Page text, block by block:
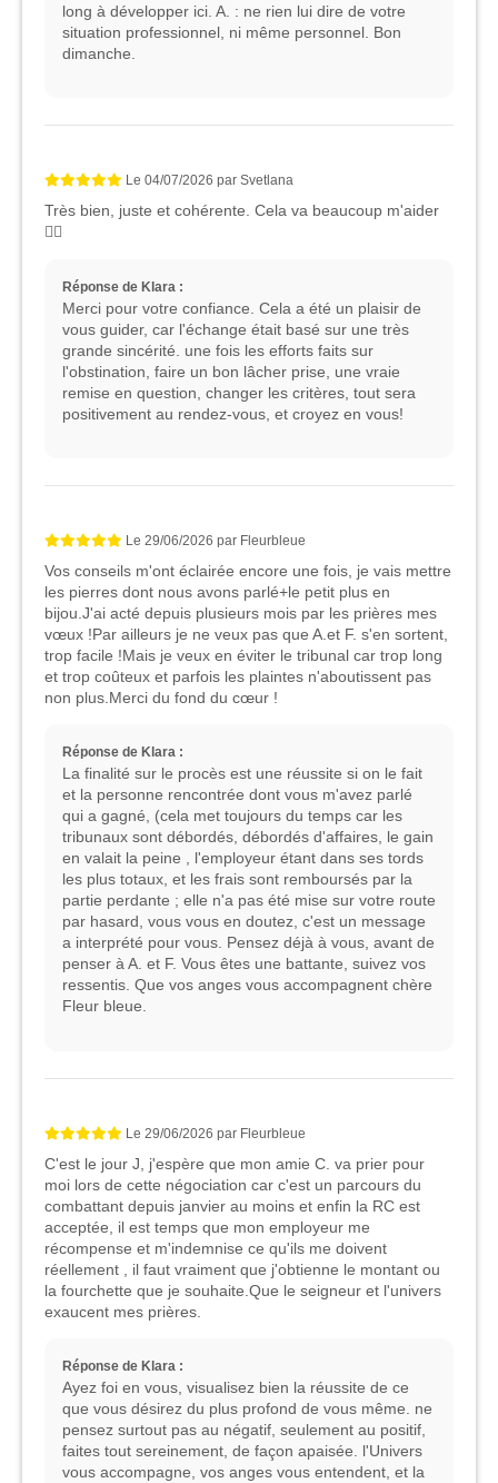
long à développer ici. A. : ne rien lui dire de votre
situation professionnel, ni même personnel. Bon
dimanche.
Le 04/07/2026 par Svetlana
Très bien, juste et cohérente. Cela va beaucoup m'aider
👌🏻
Réponse de Klara :
Merci pour votre confiance. Cela a été un plaisir de
vous guider, car l'échange était basé sur une très
grande sincérité. une fois les efforts faits sur
l'obstination, faire un bon lâcher prise, une vraie
remise en question, changer les critères, tout sera
positivement au rendez-vous, et croyez en vous!
Le 29/06/2026 par Fleurbleue
Vos conseils m'ont éclairée encore une fois, je vais mettre
les pierres dont nous avons parlé+le petit plus en
bijou.J'ai acté depuis plusieurs mois par les prières mes
vœux !Par ailleurs je ne veux pas que A.et F. s'en sortent,
trop facile !Mais je veux en éviter le tribunal car trop long
et trop coûteux et parfois les plaintes n'aboutissent pas
non plus.Merci du fond du cœur !
Réponse de Klara :
La finalité sur le procès est une réussite si on le fait
et la personne rencontrée dont vous m'avez parlé
qui a gagné, (cela met toujours du temps car les
tribunaux sont débordés, débordés d'affaires, le gain
en valait la peine , l'employeur étant dans ses tords
les plus totaux, et les frais sont remboursés par la
partie perdante ; elle n'a pas été mise sur votre route
par hasard, vous vous en doutez, c'est un message
a interprété pour vous. Pensez déjà à vous, avant de
penser à A. et F. Vous êtes une battante, suivez vos
ressentis. Que vos anges vous accompagnent chère
Fleur bleue.
Le 29/06/2026 par Fleurbleue
C'est le jour J, j'espère que mon amie C. va prier pour
moi lors de cette négociation car c'est un parcours du
combattant depuis janvier au moins et enfin la RC est
acceptée, il est temps que mon employeur me
récompense et m'indemnise ce qu'ils me doivent
réellement , il faut vraiment que j'obtienne le montant ou
la fourchette que je souhaite.Que le seigneur et l'univers
exaucent mes prières.
Réponse de Klara :
Ayez foi en vous, visualisez bien la réussite de ce
que vous désirez du plus profond de vous même. ne
pensez surtout pas au négatif, seulement au positif,
faites tout sereinement, de façon apaisée. l'Univers
vous accompagne, vos anges vous entendent, et la